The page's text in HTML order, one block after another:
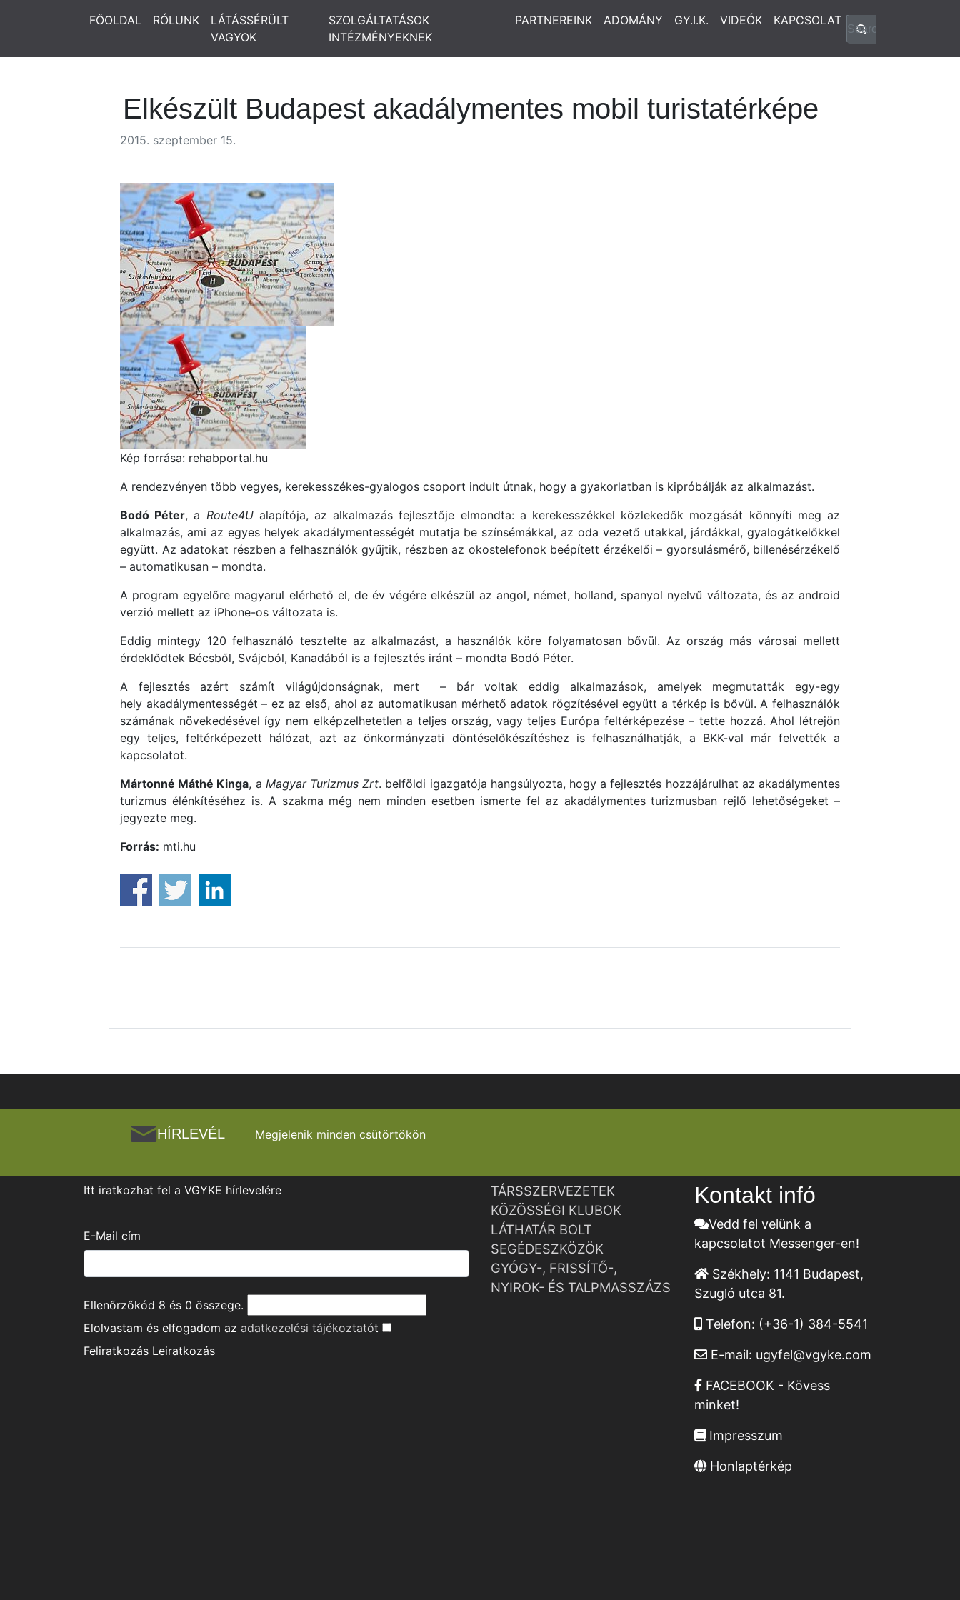
FŐOLDAL RÓLUNK
LÁTÁSSÉRÜLT
VAGYOK
SZOLGÁLTATÁSOK
INTÉZMÉNYEKNEK
PARTNEREINK ADOMÁNY GY.I.K. VIDEÓK KAPCSOLAT
Elkészült Budapest akadálymentes mobil turistatérképe
2015. szeptember 15.
Kép forrása: rehabportal.hu
A rendezvényen több vegyes, kerekesszékes-gyalogos csoport indult útnak, hogy a gyakorlatban is kipróbálják az alkalmazást.
Bodó Péter, a Route4Ualapítója, az alkalmazás fejlesztője elmondta: a kerekesszékkel közlekedők mozgását könnyíti meg az
alkalmazás, ami az egyes helyek akadálymentességét mutatja be színsémákkal, az oda vezető utakkal, járdákkal, gyalogátkelőkkel
együtt. Az adatokat részben a felhasználók gyűjtik, részben az okostelefonok beépített érzékelői – gyorsulásmérő, billenésérzékelő
– automatikusan – mondta.
A program egyelőre magyarul elérhető el, de év végére elkészül az angol, német, holland, spanyol nyelvű változata, és az android
verzió mellett az iPhone-os változata is.
Eddig mintegy 120 felhasználó tesztelte az alkalmazást, a használók köre folyamatosan bővül. Az ország más városai mellett
érdeklődtek Bécsből, Svájcból, Kanadából is a fejlesztés iránt – mondta Bodó Péter.
A fejlesztés azért számít világújdonságnak, mert – bár voltak eddig alkalmazások, amelyek megmutatták egy-egy
hely akadálymentességét – ez az első, ahol az automatikusan mérhető adatok rögzítésével együtt a térkép is bővül. A felhasználók
számának növekedésével így nem elképzelhetetlen a teljes ország, vagy teljes Európa feltérképezése – tette hozzá. Ahol létrejön
egy teljes, feltérképezett hálózat, azt az önkormányzati döntéselőkészítéshez is felhasználhatják, a BKK-val már felvették a
kapcsolatot.
Mártonné Máthé Kinga, a Magyar Turizmus Zrt. belföldi igazgatója hangsúlyozta, hogy a fejlesztés hozzájárulhat az akadálymentes
turizmus élénkítéséhez is. A szakma még nem minden esetben ismerte fel az akadálymentes turizmusban rejlő lehetőségeket –
jegyezte meg.
Forrás: mti.hu
HÍRLEVÉL Megjelenik minden csütörtökön
Itt iratkozhat fel a VGYKE hírlevelére
E-Mail cím
Ellenőrzőkód 8 és 0 összege.
Elolvastam és elfogadom az adatkezelési tájékoztatót
Feliratkozás Leiratkozás
TÁRSSZERVEZETEK
KÖZÖSSÉGI KLUBOK
LÁTHATÁR BOLT
SEGÉDESZKÖZÖK
GYÓGY-, FRISSÍTŐ-,
NYIROK- ÉS TALPMASSZÁZS
Kontakt infó
Vedd fel velünk a
kapcsolatot Messenger-en!
Székhely: 1141 Budapest,
Szugló utca 81.
Telefon: (+36-1) 384-5541
E-mail: ugyfel@vgyke.com
FACEBOOK - Kövess
minket!
Impresszum
Honlaptérkép